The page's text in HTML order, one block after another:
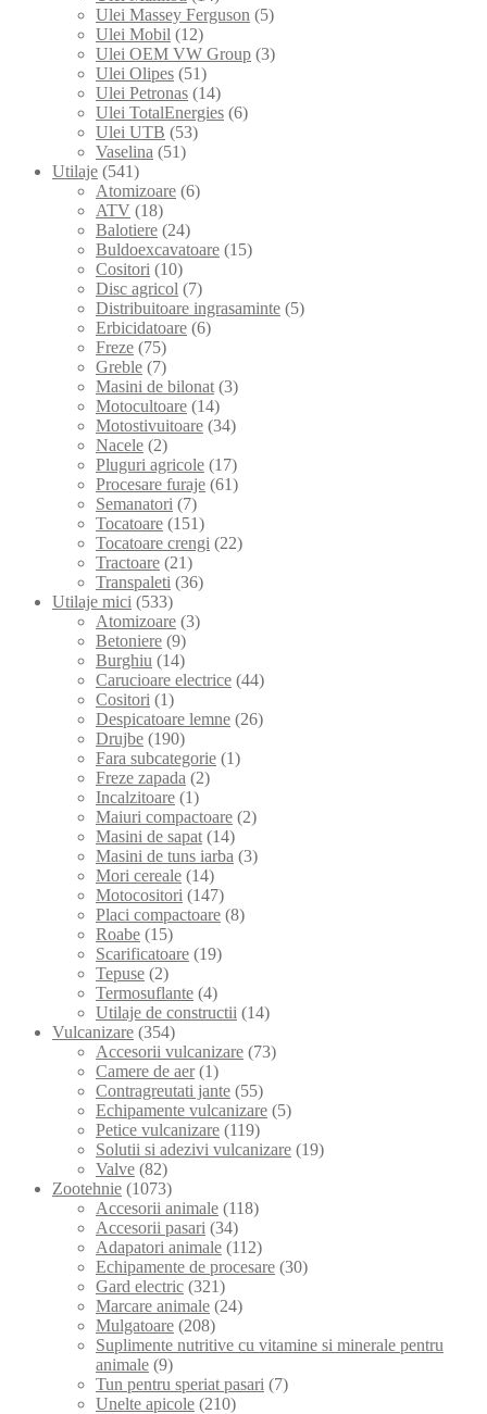
Ulei Massey Ferguson (5)
Ulei Mobil (12)
Ulei OEM VW Group (3)
Ulei Olipes (51)
Ulei Petronas (14)
Ulei TotalEnergies (6)
Ulei UTB (53)
Vaselina (51)
Utilaje (541)
Atomizoare (6)
ATV (18)
Balotiere (24)
Buldoexcavatoare (15)
Cositori (10)
Disc agricol (7)
Distribuitoare ingrasaminte (5)
Erbicidatoare (6)
Freze (75)
Greble (7)
Masini de bilonat (3)
Motocultoare (14)
Motostivuitoare (34)
Nacele (2)
Pluguri agricole (17)
Procesare furaje (61)
Semanatori (7)
Tocatoare (151)
Tocatoare crengi (22)
Tractoare (21)
Transpaleti (36)
Utilaje mici (533)
Atomizoare (3)
Betoniere (9)
Burghiu (14)
Carucioare electrice (44)
Cositori (1)
Despicatoare lemne (26)
Drujbe (190)
Fara subcategorie (1)
Freze zapada (2)
Incalzitoare (1)
Maiuri compactoare (2)
Masini de sapat (14)
Masini de tuns iarba (3)
Mori cereale (14)
Motocositori (147)
Placi compactoare (8)
Roabe (15)
Scarificatoare (19)
Tepuse (2)
Termosuflante (4)
Utilaje de constructii (14)
Vulcanizare (354)
Accesorii vulcanizare (73)
Camere de aer (1)
Contragreutati jante (55)
Echipamente vulcanizare (5)
Petice vulcanizare (119)
Solutii si adezivi vulcanizare (19)
Valve (82)
Zootehnie (1073)
Accesorii animale (118)
Accesorii pasari (34)
Adapatori animale (112)
Echipamente de procesare (30)
Gard electric (321)
Marcare animale (24)
Mulgatoare (208)
Suplimente nutritive cu vitamine si minerale pentru
animale (9)
Tun pentru speriat pasari (7)
Unelte apicole (210)